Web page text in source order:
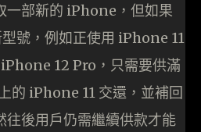
一部新的 iPhone，但如果
號，例如正使用 iPhone 11
12 Pro，只需要供滿
的 iPhone 11 交還，並補回
往後用戶仍需繼續供款才能